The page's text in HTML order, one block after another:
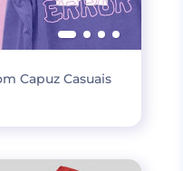
Capuz Casuais